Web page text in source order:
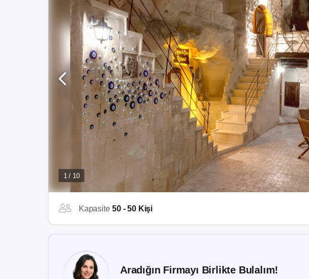
1 / 10
Kapasite 50 - 50 Kişi
Aradığın Firmayı Birlikte Bulalım!